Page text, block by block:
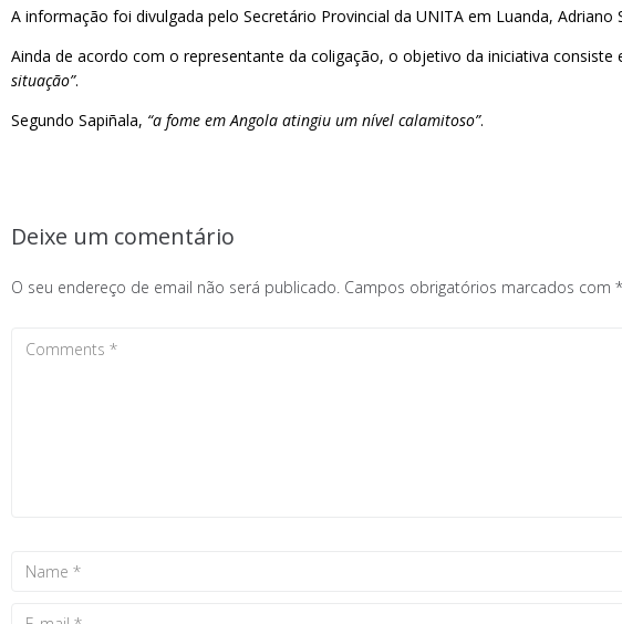
A informação foi divulgada pelo Secretário Provincial da UNITA em Luanda, Adriano
Ainda de acordo com o representante da coligação, o objetivo da iniciativa consiste
situação”.
Segundo Sapiñala, “a fome em Angola atingiu um nível calamitoso”.
Deixe um comentário
O seu endereço de email não será publicado. Campos obrigatórios marcados com *